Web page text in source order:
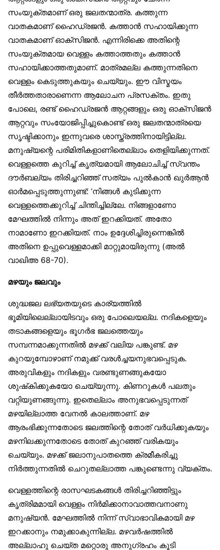
സംയുക്തമാണ് ഒരു ജലതന്മാത്ര. കത്തുന്ന
വാതകമാണ് ഹൈഡ്രജൻ. കത്താൻ സഹായിക്കുന്ന
വാതകമാണ് ഓക്‌സിജൻ. എന്നിരിക്കെ അതിന്റെ
സംയുക്തമായ വെള്ളം കത്താത്തതും കത്താൻ
സഹായിക്കാത്തതുമാണ്. മാത്രമല്ല കത്തുന്നതിനെ
വെള്ളം കെടുത്തുകയും ചെയ്യും. ഈ വിസ്മയം
തീർത്തതാരാണെന്ന ആലോചന പ്രസക്തം. ഇതു
പോലെ, രണ്ട് ഹൈഡ്രജൻ ആറ്റങ്ങളും ഒരു ഓക്‌സിജൻ
ആറ്റവും സംയോജിപ്പിച്ചുകൊണ്ട് ഒരു ജലതന്മാത്രയെ
സൃഷ്ടിക്കാനും ഇന്നുവരെ ശാസ്ത്രത്തിനായിട്ടില്ല.
മനുഷ്യന്റെ പരിമിതികളാണിതെല്ലാം തെളിയിക്കുന്നത്.
വെള്ളത്തെ കുറിച്ച് കൃത്യമായി ആലോചിച്ച് സ്വന്തം
ദൗർബല്യം തിരിച്ചറിഞ്ഞ് സത്യം പുൽകാൻ ഖുർആൻ
ഓർമപ്പെടുത്തുന്നുണ്ട്: ‘നിങ്ങൾ കുടിക്കുന്ന
വെള്ളത്തെക്കുറിച്ച് ചിന്തിച്ചില്ലേ. നിങ്ങളാണോ
മേഘത്തിൽ നിന്നും അത് ഇറക്കിയത്. അതോ
നാമാണോ ഇറക്കിയത്. നാം ഉദ്ദേശിച്ചിരുന്നെങ്കിൽ
അതിനെ ഉപ്പുവെള്ളമാക്കി മാറ്റുമായിരുന്നു (അൽ
വാഖിഅ 68-70).
മഴയും ജലവും
ശുദ്ധജല ലഭ്യതയുടെ കാര്യത്തിൽ
ഭൂമിയിലെല്ലായിടവും ഒരു പോലെയല്ല. നദികളെയും
തടാകങ്ങളെയും ഭൂഗർഭ ജലത്തെയും
സമ്പന്നമാക്കുന്നതിൽ മഴക്ക് വലിയ പങ്കുണ്ട്. മഴ
കുറയുമ്പോഴാണ് നമുക്ക് വരൾച്ചയനുഭവപ്പെടുക.
അരുവികളും നദികളും വരണ്ടുണങ്ങുകയോ
ശുഷ്‌കിക്കുകയോ ചെയ്യുന്നു. കിണറുകൾ പലതും
വറ്റിയുണങ്ങുന്നു. ഇതെല്ലാം അനുഭവപ്പെടുന്നത്
മഴയില്ലാത്ത വേനൽ കാലത്താണ്. മഴ
ആരംഭിക്കുന്നതോടെ ജലത്തിന്റെ തോത് വർധിക്കുകയും
മഴനിലക്കുന്നതോടെ തോത് കുറഞ്ഞ് വരികയും
ചെയ്യും. മഴക്ക് ജലാനുപാതത്തെ ക്രമീകരിച്ചു
നിർത്തുന്നതിൽ ചെറുതല്ലാത്ത പങ്കുണ്ടെന്നു വ്യക്തം.
വെള്ളത്തിന്റെ രാസഘടകങ്ങൾ തിരിച്ചറിഞ്ഞിട്ടും
കൃത്രിമമായി വെള്ളം നിർമിക്കാനാവാത്തവനാണു
മനുഷ്യൻ. മേഘത്തിൽ നിന്ന് സ്വാഭാവികമായി മഴ
ഇറക്കാനും നമുക്കാകുന്നില്ല. മഴവർഷത്തിൽ
അല്ലാഹു ചെയ്ത മറ്റൊരു അനുഗ്രഹം കൂടി